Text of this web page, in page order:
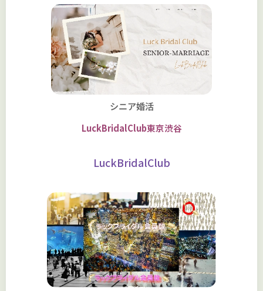
シニア婚活
LuckBridalClub東京渋谷
LuckBridalClub